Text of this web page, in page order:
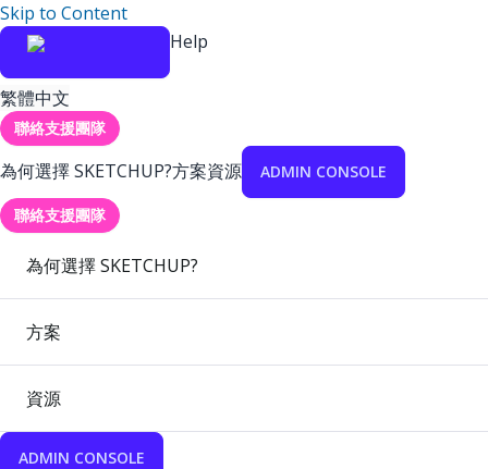
Skip to Content
Help
繁體中文
聯絡支援團隊
為何選擇 SKETCHUP?方案資源 ADMIN CONSOLE
聯絡支援團隊
為何選擇 SKETCHUP?
方案
資源
ADMIN CONSOLE